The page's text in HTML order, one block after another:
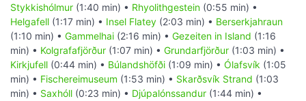
Stykkishólmur (1:40 min) • Rhyolithgestein (0:55 min) •
Helgafell (1:17 min) • Insel Flatey (2:03 min) • Berserkjahraun
(1:10 min) • Gammelhai (2:16 min) • Gezeiten in Island (1:16
min) • Kolgrafafjörður (1:07 min) • Grundarfjörður (1:03 min) •
Kirkjufell (0:44 min) • Búlandshöfði (1:09 min) • Ólafsvík (1:05
min) • Fischereimuseum (1:53 min) • Skarðsvík Strand (1:03
min) • Saxhóll (0:23 min) • Djúpalónssandur (1:44 min) •